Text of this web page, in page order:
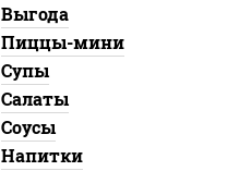
Выгода
Пиццы-мини
Супы
Салаты
Соусы
Напитки